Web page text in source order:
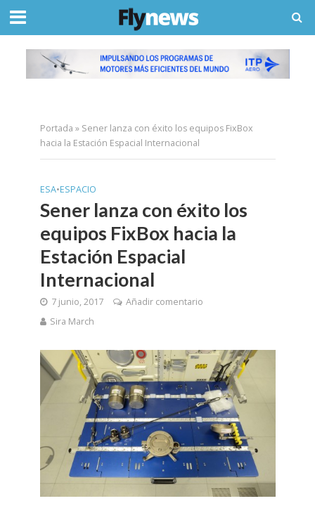
Portada » Sener lanza con éxito los equipos FixBox
hacia la Estación Espacial Internacional
ESA•ESPACIO
Sener lanza con éxito los
equipos FixBox hacia la
Estación Espacial
Internacional
7 junio, 2017
Añadir comentario
Sira March